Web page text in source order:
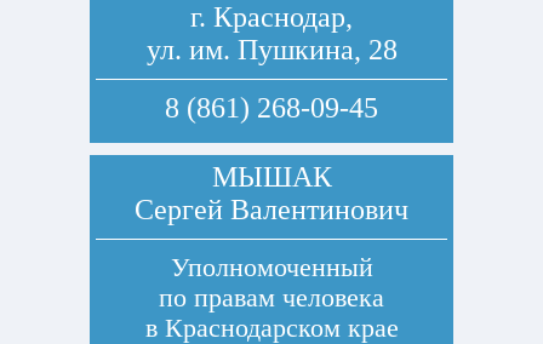
г. Краснодар,
ул. им. Пушкина, 28
8 (861) 268-09-45
МЫШАК
Сергей Валентинович
Уполномоченный
по правам человека
в Краснодарском крае